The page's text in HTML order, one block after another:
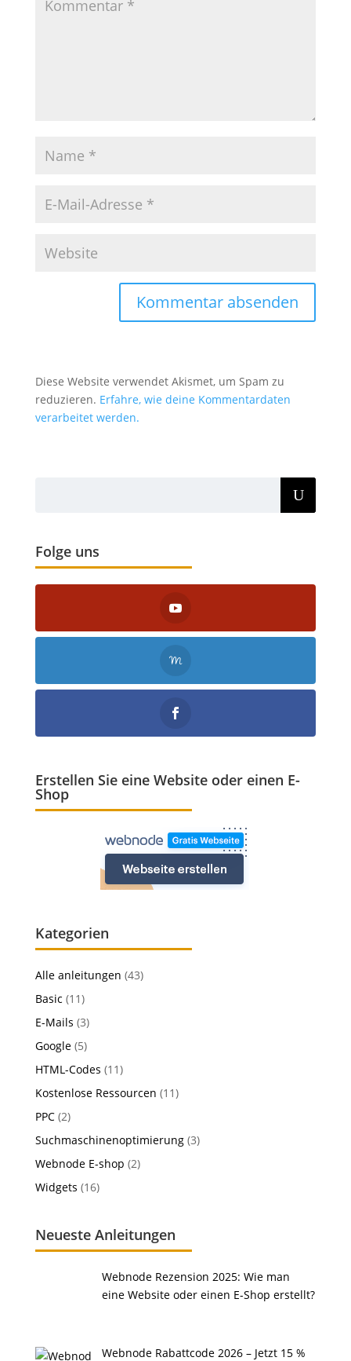
Diese Website verwendet Akismet, um Spam zu
reduzieren. Erfahre, wie deine Kommentardaten
verarbeitet werden.
Folge uns
Erstellen Sie eine Website oder einen E-
Shop
Kategorien
Alle anleitungen (43)
Basic (11)
E-Mails (3)
Google(5)
HTML-Codes (11)
Kostenlose Ressourcen (11)
PPC(2)
Suchmaschinenoptimierung(3)
Webnode E-shop (2)
Widgets (16)
Neueste Anleitungen
Webnode Rezension 2025: Wie man
eine Website oder einen E-Shop erstellt?
Webnode Rabattcode 2026 – Jetzt 15 %